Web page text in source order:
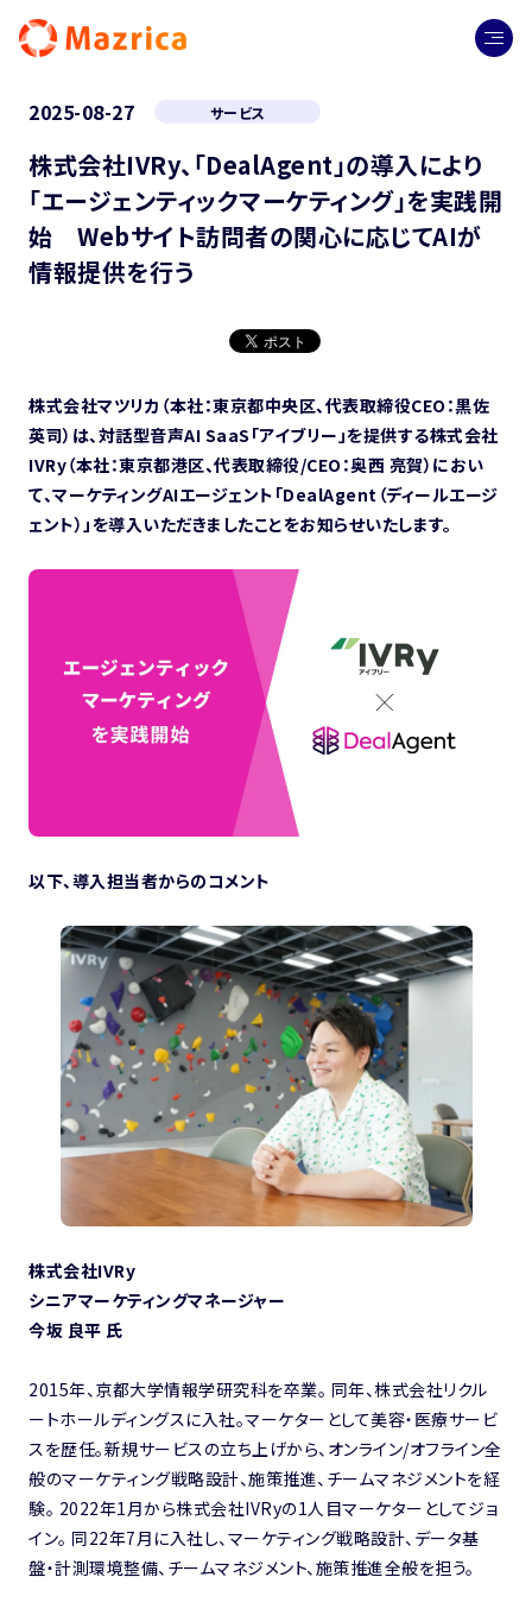
2025-08-27 サービス
株式会社IVRy、「DealAgent」の導入により
「エージェンティックマーケティング」を実践開
始 Webサイト訪問者の関心に応じてAIが
情報提供を行う
株式会社マツリカ（本社：東京都中央区、代表取締役CEO：黒佐
英司）は、対話型音声AI SaaS「アイブリー」を提供する株式会社
IVRy（本社：東京都港区、代表取締役/CEO：奥西 亮賀）におい
て、マーケティングAIエージェント「DealAgent（ディールエージ
ェント）」を導入いただきましたことをお知らせいたします。
以下、導入担当者からのコメント
株式会社IVRy
シニアマーケティングマネージャー
今坂 良平 氏
2015年、京都大学情報学研究科を卒業。 同年、株式会社リクル
ートホールディングスに入社。マーケターとして美容・医療サービ
スを歴任。新規サービスの立ち上げから、オンライン/オフライン全
般のマーケティング戦略設計、施策推進、チームマネジメントを経
験。 2022年1月から株式会社IVRyの1人目マーケターとしてジョ
イン。 同22年7月に入社し、マーケティング戦略設計、データ基
盤・計測環境整備、チームマネジメント、施策推進全般を担う。